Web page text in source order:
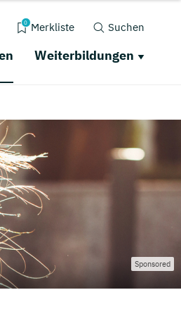
0 Merkliste Suchen
Weiterbildungen
Sponsored